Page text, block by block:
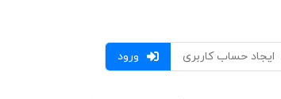
ورود
ایجاد حساب کاربری